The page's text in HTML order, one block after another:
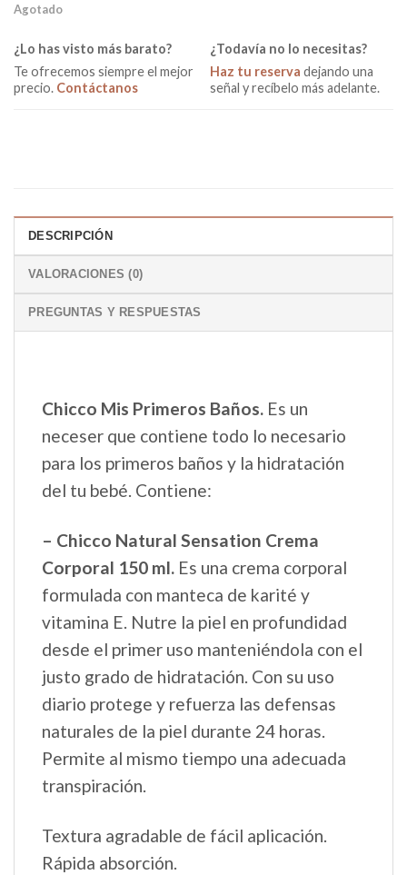
Agotado
¿Lo has visto más barato?
Te ofrecemos siempre el mejor
precio. Contáctanos
¿Todavía no lo necesitas?
Haz tu reserva dejando una
señal y recíbelo más adelante.
DESCRIPCIÓN
VALORACIONES (0)
PREGUNTAS Y RESPUESTAS
Chicco Mis Primeros Baños. Es un
neceser que contiene todo lo necesario
para los primeros baños y la hidratación
del tu bebé. Contiene:
– Chicco Natural Sensation Crema
Corporal 150 ml. Es una crema corporal
formulada con manteca de karité y
vitamina E. Nutre la piel en profundidad
desde el primer uso manteniéndola con el
justo grado de hidratación. Con su uso
diario protege y refuerza las defensas
naturales de la piel durante 24 horas.
Permite al mismo tiempo una adecuada
transpiración.
Textura agradable de fácil aplicación.
Rápida absorción.